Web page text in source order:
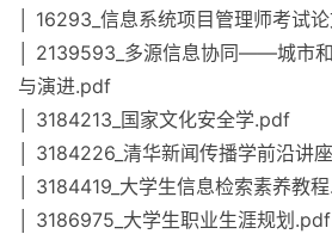
│ 16293_信息系统项目管理师考试
│ 2139593_多源信息协同——城市
与演进.pdf
│ 3184213_国家文化安全学.pdf
│ 3184226_清华新闻传播学前沿讲
│ 3184419_大学生信息检索素养教
│ 3186975_大学生职业生涯规划.pdf